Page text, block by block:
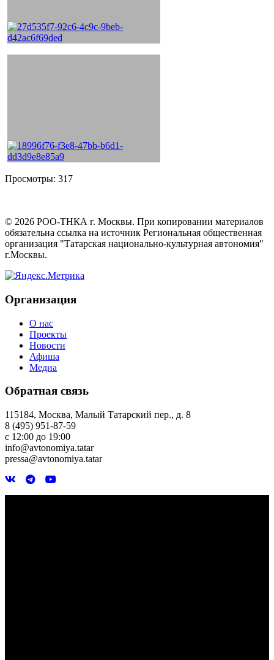
Просмотры: 317
© 2026 РОО-ТНКА г. Москвы. При копировании материалов
обязательна ссылка на источник Региональная общественная
организация "Татарская национально-культурная автономия"
г.Москвы.
Организация
О нас
Проекты
Новости
Афиша
Медиа
Обратная связь
115184, Москва, Малый Татарский пер., д. 8
8 (495) 951-87-59
с 12:00 до 19:00
info@avtonomiya.tatar
pressa@avtonomiya.tatar